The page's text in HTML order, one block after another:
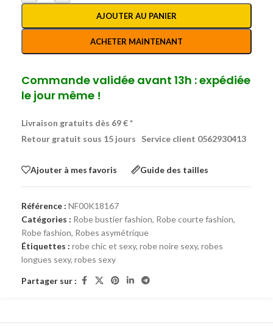
AJOUTER AU PANIER
ACHETER MAINTENANT
Commande validée avant 13h : expédiée
le jour même !
Livraison gratuits dès 69 € *
Retour gratuit sous 15 jours
Service client 0562930413
Ajouter à mes favoris Guide des tailles
Référence : NF00K18167
Catégories : Robe bustier fashion, Robe courte fashion,
Robe fashion, Robes asymétrique
Étiquettes : robe chic et sexy, robe noire sexy, robes
longues sexy, robes sexy
Partager sur :